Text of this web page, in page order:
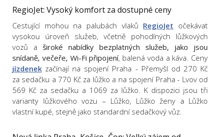
RegioJet: Vysoký komfort za dostupné ceny
Cestující mohou na palubách vlaků RegioJet očekávat
vysokou úroveň služeb, včetně pohodlných lůžkových
vozů a široké nabídky bezplatných služeb, jako jsou
snídaně, večeře, Wi-Fi připojení, balená voda a káva. Ceny
jízdenek začínají na spojení Praha - Přemyšl od 270 Kč
za sedačku a 770 Kč za lůžko a na spojení Praha - Lvov od
569 Kč za sedačku a 1069 za lůžko. K dispozici jsou tři
varianty lůžkového vozu – Lůžko, Lůžko ženy a Lůžko
vlastní kupé, stejně jako standardní sedačkový vůz.